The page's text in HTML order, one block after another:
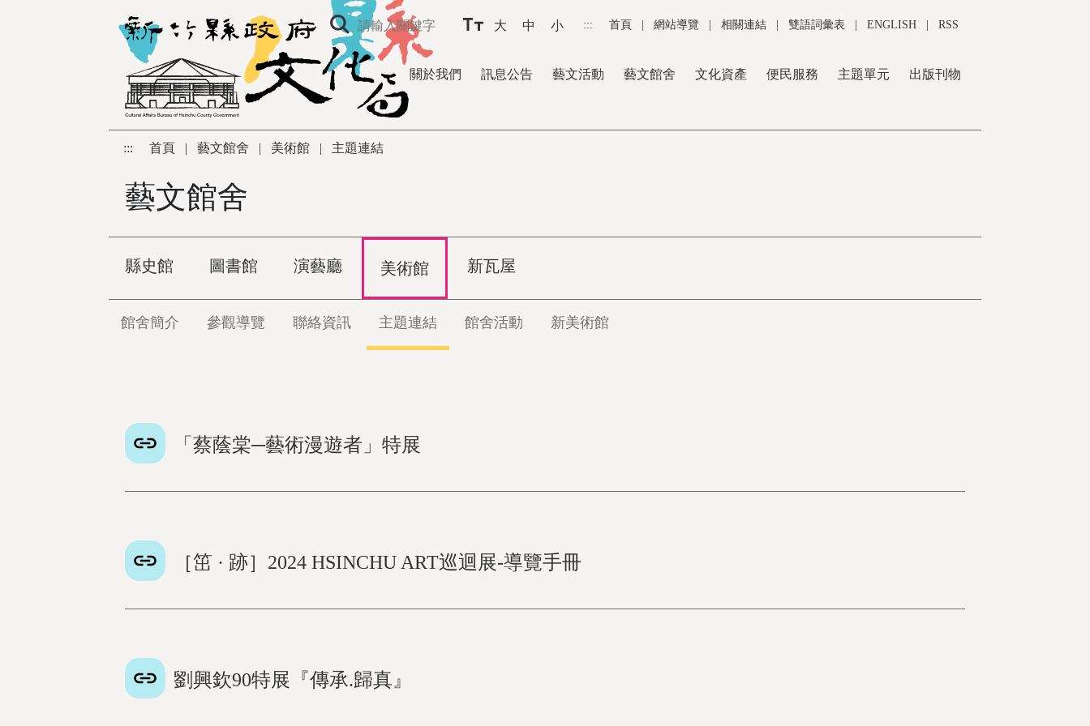
大 中 小 ::: 首頁 網站導覽 相關連結 雙語詞彙表 ENGLISH RSS
關於我們 訊息公告 藝文活動 藝文館舍 文化資產 便民服務 主題單元 出版刊物
::: 首頁 | 藝文館舍 | 美術館 | 主題連結
藝文館舍
縣史館 圖書館 演藝廳 美術館 新瓦屋
館舍簡介 參觀導覽 聯絡資訊 主題連結 館舍活動 新美術館
「蔡蔭棠─藝術漫遊者」特展
［笜 · 跡］2024 HSINCHU ART巡迴展-導覽手冊
劉興欽90特展『傳承.歸真』